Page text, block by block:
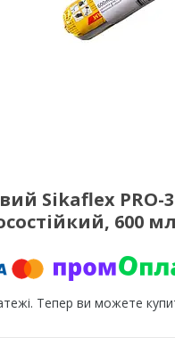
Sikaflex
600 мл
Тепер ви можете